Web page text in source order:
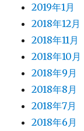
2019年1月
2018年12月
2018年11月
2018年10月
2018年9月
2018年8月
2018年7月
2018年6月